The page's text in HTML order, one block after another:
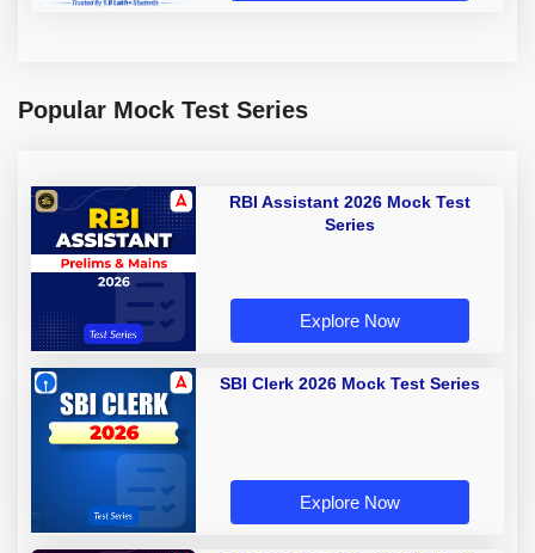
Popular Mock Test Series
RBI Assistant 2026 Mock Test
Series
Explore Now
SBI Clerk 2026 Mock Test Series
Explore Now